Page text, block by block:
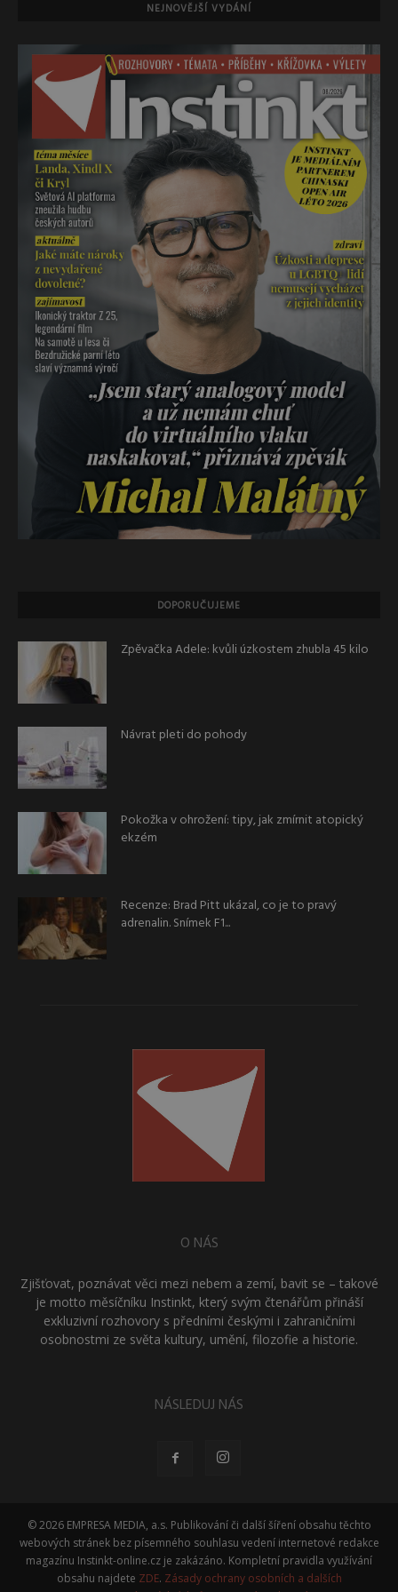
NEJNOVĚJŠÍ VYDÁNÍ
DOPORUČUJEME
Zpěvačka Adele: kvůli úzkostem zhubla 45 kilo
Návrat pleti do pohody
Pokožka v ohrožení: tipy, jak zmírnit atopický
ekzém
Recenze: Brad Pitt ukázal, co je to pravý
adrenalin. Snímek F1...
O NÁS
Zjišťovat, poznávat věci mezi nebem a zemí, bavit se – takové
je motto měsíčníku Instinkt, který svým čtenářům přináší
exkluzivní rozhovory s předními českými i zahraničními
osobnostmi ze světa kultury, umění, filozofie a historie.
NÁSLEDUJ NÁS
© 2026 EMPRESA MEDIA, a.s. Publikování či další šíření obsahu těchto
webových stránek bez písemného souhlasu vedení internetové redakce
magazínu Instinkt-online.cz je zakázáno. Kompletní pravidla využívání
obsahu najdete ZDE. Zásady ochrany osobních a dalších